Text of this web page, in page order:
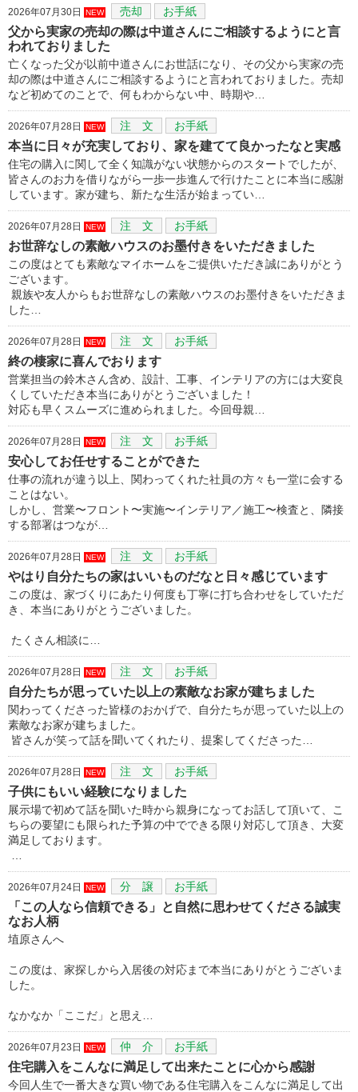
2026年07月30日 NEW 売却 お手紙
父から実家の売却の際は中道さんにご相談するようにと言
われておりました
亡くなった父が以前中道さんにお世話になり、その父から実家の売
却の際は中道さんにご相談するようにと言われておりました。売却
など初めてのことで、何もわからない中、時期や…
2026年07月28日 NEW 注 文 お手紙
本当に日々が充実しており、家を建てて良かったなと実感
住宅の購入に関して全く知識がない状態からのスタートでしたが、
皆さんのお力を借りながら一歩一歩進んで行けたことに本当に感謝
しています。家が建ち、新たな生活が始まってい…
2026年07月28日 NEW 注 文 お手紙
お世辞なしの素敵ハウスのお墨付きをいただきました
この度はとても素敵なマイホームをご提供いただき誠にありがとう
ございます。
親族や友人からもお世辞なしの素敵ハウスのお墨付きをいただきま
した…
2026年07月28日 NEW 注 文 お手紙
終の棲家に喜んでおります
営業担当の鈴木さん含め、設計、工事、インテリアの方には大変良
くしていただき本当にありがとうございました！
対応も早くスムーズに進められました。今回母親…
2026年07月28日 NEW 注 文 お手紙
安心してお任せすることができた
仕事の流れが違う以上、関わってくれた社員の方々も一堂に会する
ことはない。
しかし、営業〜フロント〜実施〜インテリア／施工〜検査と、隣接
する部署はつなが…
2026年07月28日 NEW 注 文 お手紙
やはり自分たちの家はいいものだなと日々感じています
この度は、家づくりにあたり何度も丁寧に打ち合わせをしていただ
き、本当にありがとうございました。
たくさん相談に…
2026年07月28日 NEW 注 文 お手紙
自分たちが思っていた以上の素敵なお家が建ちました
関わってくださった皆様のおかげで、自分たちが思っていた以上の
素敵なお家が建ちました。
皆さんが笑って話を聞いてくれたり、提案してくださった…
2026年07月28日 NEW 注 文 お手紙
子供にもいい経験になりました
展示場で初めて話を聞いた時から親身になってお話して頂いて、こ
ちらの要望にも限られた予算の中でできる限り対応して頂き、大変
満足しております。
2026年07月24日 NEW 分 譲 お手紙
「この人なら信頼できる」と自然に思わせてくださる誠実
なお人柄
埴原さんへ
この度は、家探しから入居後の対応まで本当にありがとうございま
した。
なかなか「ここだ」と思え…
2026年07月23日 NEW 仲 介 お手紙
住宅購入をこんなに満足して出来たことに心から感謝
今回人生で一番大きな買い物である住宅購入をこんなに満足して出